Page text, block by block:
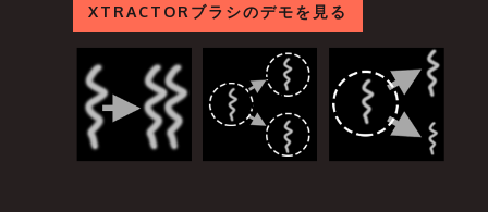
XTRACTORブラシのデモを見る